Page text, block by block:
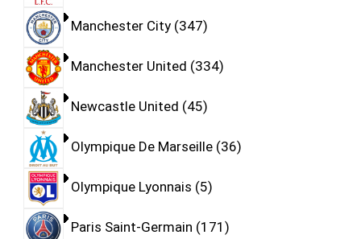
Manchester City 347
Manchester United 334
Newcastle United 45
Olympique De Marseille 36
Olympique Lyonnais 5
Paris Saint-Germain 171